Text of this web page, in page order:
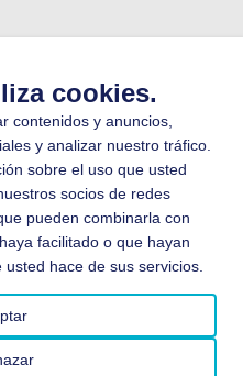
cookies.
contenidos y anuncios,
y analizar nuestro tráfico.
sobre el uso que usted
socios de redes
pueden combinarla con
facilitado o que hayan
hace de sus servicios.